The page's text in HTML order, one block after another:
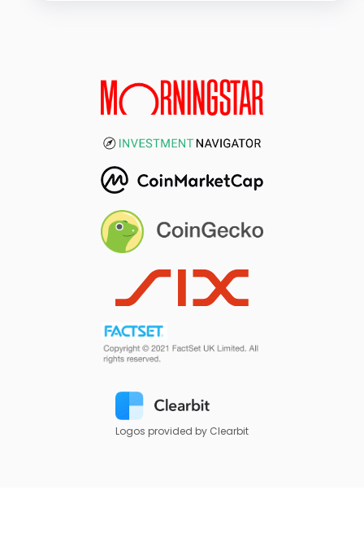
Logos provided by Clearbit